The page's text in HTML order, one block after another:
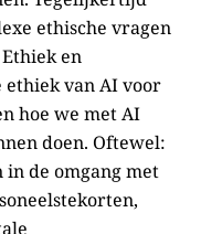
ethische vragen
en
ethiek van AI voor
hoe we met AI
doen. Oftewel:
in de omgang met